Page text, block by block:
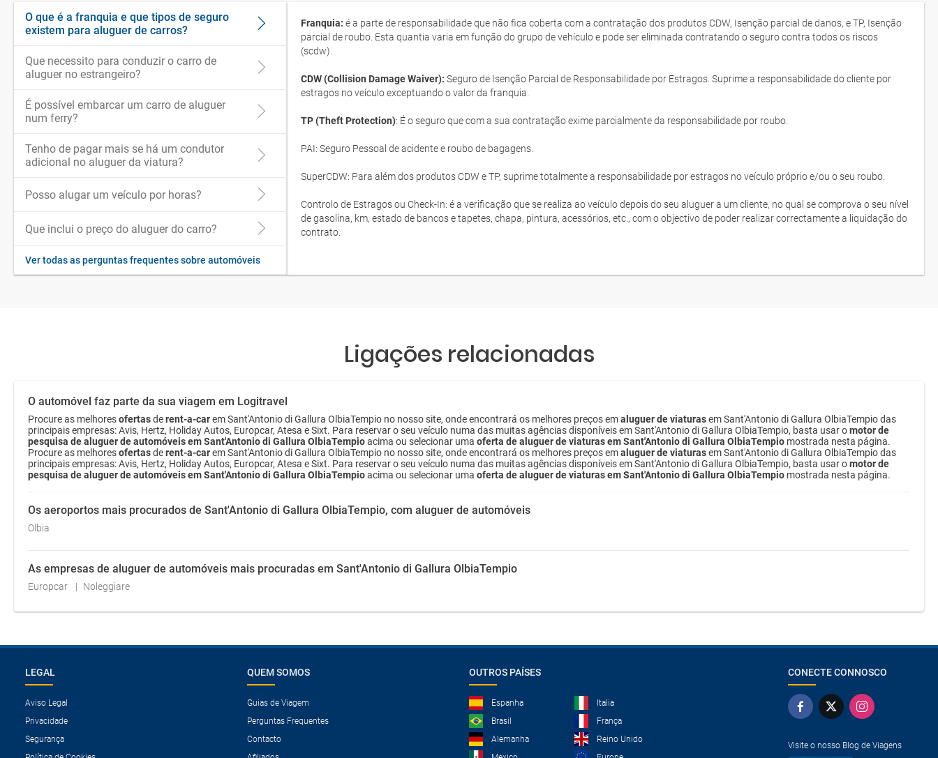
O que é a franquia e que tipos de seguro
existem para aluguer de carros?
Que necessito para conduzir o carro de
aluguer no estrangeiro?
É possível embarcar um carro de aluguer
num ferry?
Tenho de pagar mais se há um condutor
adicional no aluguer da viatura?
Posso alugar um veículo por horas?
Que inclui o preço do aluguer do carro?
Ver todas as perguntas frequentes sobre automóveis
Franquia:é a parte de responsabilidade que não fica coberta com a contratação dos produtos CDW, Isenção parcial de danos, e TP, Isenção
parcial de roubo. Esta quantia varia em função do grupo de vehículo e pode ser eliminada contratando o seguro contra todos os riscos
(scdw).
CDW (Collision Damage Waiver): Seguro de Isenção Parcial de Responsabilidade por Estragos. Suprime a responsabilidade do cliente por
estragos no veículo exceptuando o valor da franquia.
TP (Theft Protection): É o seguro que com a sua contratação exime parcialmente da responsabilidade por roubo.
PAI: Seguro Pessoal de acidente e roubo de bagagens.
SuperCDW: Para além dos produtos CDW e TP, suprime totalmente a responsabilidade por estragos no veículo próprio e/ou o seu roubo.
Controlo de Estragos ou Check-In: é a verificação que se realiza ao veículo depois do seu aluguer a um cliente, no qual se comprova o seu nível
de gasolina, km, estado de bancos e tapetes, chapa, pintura, acessórios, etc., com o objectivo de poder realizar correctamente a liquidação do
contrato.
Ligações relacionadas
O automóvel faz parte da sua viagem em Logitravel
Procure as melhoresofertasderent-a-carem Sant'Antonio di Gallura OlbiaTempio no nosso site, onde encontrará os melhores preços emaluguer de viaturasem Sant'Antonio di Gallura OlbiaTempio das
principais empresas: Avis, Hertz, Holiday Autos, Europcar, Atesa e Sixt. Para reservar o seu veículo numa das muitas agências disponíveis em Sant'Antonio di Gallura OlbiaTempio, basta usar omotor de
pesquisa de aluguer de automóveis em Sant'Antonio di Gallura OlbiaTempioacima ou selecionar uma oferta de aluguer de viaturas em Sant'Antonio di Gallura OlbiaTempio mostrada nesta página.
Procure as melhoresofertasderent-a-carem Sant'Antonio di Gallura OlbiaTempio no nosso site, onde encontrará os melhores preços emaluguer de viaturasem Sant'Antonio di Gallura OlbiaTempio das
principais empresas: Avis, Hertz, Holiday Autos, Europcar, Atesa e Sixt. Para reservar o seu veículo numa das muitas agências disponíveis em Sant'Antonio di Gallura OlbiaTempio, basta usar omotor de
pesquisa de aluguer de automóveis em Sant'Antonio di Gallura OlbiaTempioacima ou selecionar uma oferta de aluguer de viaturas em Sant'Antonio di Gallura OlbiaTempio mostrada nesta página.
Os aeroportos mais procurados de Sant'Antonio di Gallura OlbiaTempio, com aluguer de automóveis
Olbia
As empresas de aluguer de automóveis mais procuradas em Sant'Antonio di Gallura OlbiaTempio
Europcar Noleggiare
LEGAL
Aviso Legal
Privacidade
Segurança
QUEM SOMOS
Guias de Viagem
Perguntas Frequentes
Contacto
OUTROS PAÍSES
Espanha
Italia
Brasil
França
Alemanha
Reino Unido
CONECTE CONNOSCO
Visite o nosso Blog de Viagens